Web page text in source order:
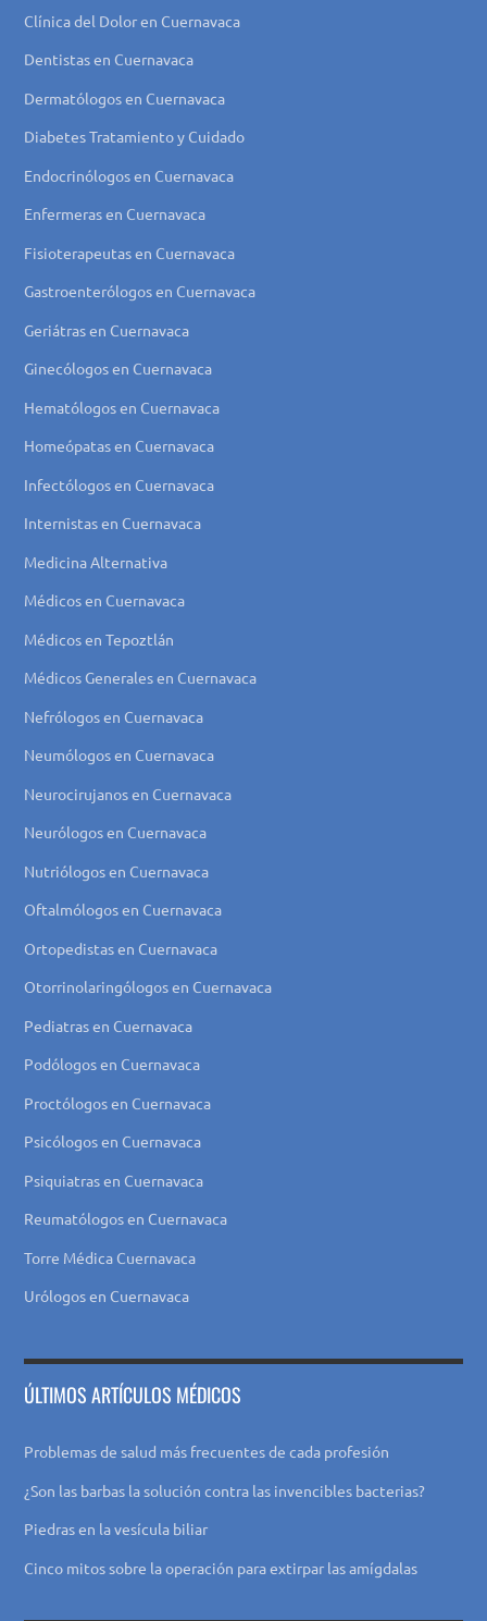
Clínica del Dolor en Cuernavaca
Dentistas en Cuernavaca
Dermatólogos en Cuernavaca
Diabetes Tratamiento y Cuidado
Endocrinólogos en Cuernavaca
Enfermeras en Cuernavaca
Fisioterapeutas en Cuernavaca
Gastroenterólogos en Cuernavaca
Geriátras en Cuernavaca
Ginecólogos en Cuernavaca
Hematólogos en Cuernavaca
Homeópatas en Cuernavaca
Infectólogos en Cuernavaca
Internistas en Cuernavaca
Medicina Alternativa
Médicos en Cuernavaca
Médicos en Tepoztlán
Médicos Generales en Cuernavaca
Nefrólogos en Cuernavaca
Neumólogos en Cuernavaca
Neurocirujanos en Cuernavaca
Neurólogos en Cuernavaca
Nutriólogos en Cuernavaca
Oftalmólogos en Cuernavaca
Ortopedistas en Cuernavaca
Otorrinolaringólogos en Cuernavaca
Pediatras en Cuernavaca
Podólogos en Cuernavaca
Proctólogos en Cuernavaca
Psicólogos en Cuernavaca
Psiquiatras en Cuernavaca
Reumatólogos en Cuernavaca
Torre Médica Cuernavaca
Urólogos en Cuernavaca
ÚLTIMOS ARTÍCULOS MÉDICOS
Problemas de salud más frecuentes de cada profesión
¿Son las barbas la solución contra las invencibles bacterias?
Piedras en la vesícula biliar
Cinco mitos sobre la operación para extirpar las amígdalas